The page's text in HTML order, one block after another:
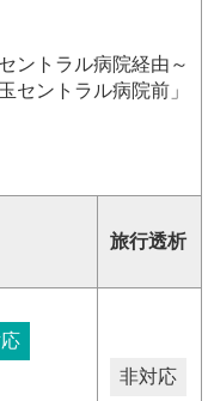
ントラル病院経由～
セントラル病院前」
旅行透析
非対応